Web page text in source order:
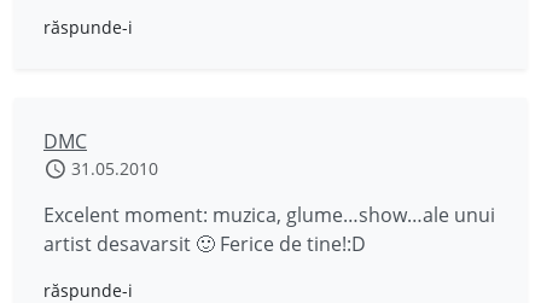
răspunde-i
DMC
31.05.2010
Excelent moment: muzica, glume…show…ale unui
artist desavarsit 🙂 Ferice de tine!:D
răspunde-i